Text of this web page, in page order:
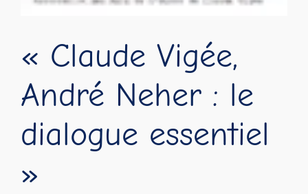
« Claude Vigée,
André Neher : le
dialogue essentiel
»